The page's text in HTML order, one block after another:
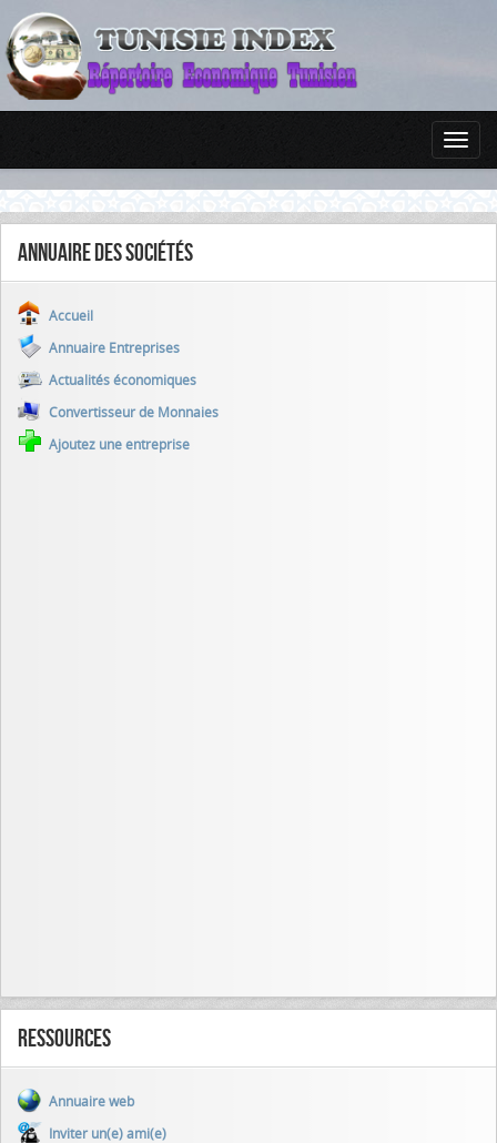
Annuaire des sociétés
Accueil
Annuaire Entreprises
Actualités économiques
Convertisseur de Monnaies
Ajoutez une entreprise
Ressources
Annuaire web
Inviter un(e) ami(e)